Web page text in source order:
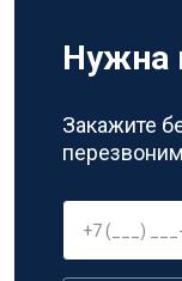
Нужна
Закажите